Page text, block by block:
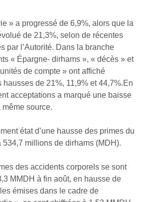
» a progressé de 6,9%, alors que la
de 21,3%, selon de récentes
par l’Autorité. Dans la branche
« Épargne- dirhams », « décès » et
de compte » ont affiché
hausses de 21%, 11,9% et 44,7%.En
acceptations a marqué une baisse
source.
état d’une hausse des primes du
534,7 millions de dirhams (MDH).
des accidents corporels se sont
MMDH à fin août, en hausse de
émises dans le cadre de